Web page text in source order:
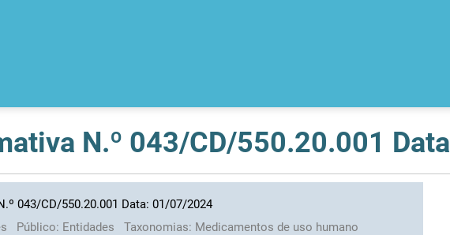
N.º 043/CD/550.20.001
043/CD/550.20.001 Data: 01/07/2024
Público: Entidades Taxonomias: Medicamentos de uso humano